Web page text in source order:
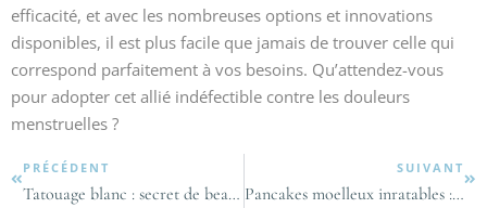
efficacité, et avec les nombreuses options et innovations
disponibles, il est plus facile que jamais de trouver celle qui
correspond parfaitement à vos besoins. Qu’attendez-vous
pour adopter cet allié indéfectible contre les douleurs
menstruelles ?
PRÉCÉDENT
Tatouage blanc : secret de beauté discrète et longévité préservée
SUIVANT
Pancakes moelleux inratables : la douceur rapide pour enchanter vos matins